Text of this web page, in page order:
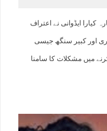
ایڈوانی نے اعتراف
اور کبیر سنگھ جیسی
میں مشکلات کا سامنا